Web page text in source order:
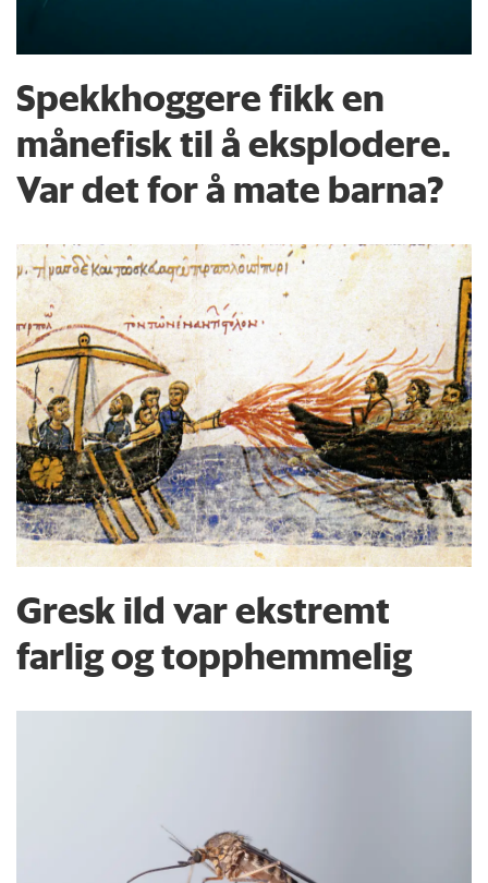
Spekkhoggere fikk en
månefisk til å eksplodere.
Var det for å mate barna?
Gresk ild var ekstremt
farlig og topphemmelig